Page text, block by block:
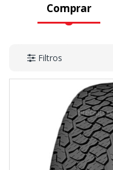
Comprar
Filtros